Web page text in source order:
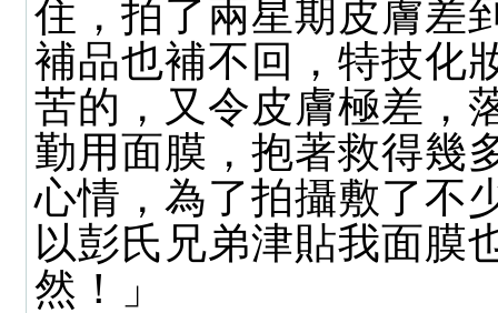
住，拍了兩星期皮膚差
補品也補不回，特技化
苦的，又令皮膚極差，
勤用面膜，抱著救得幾
心情，為了拍攝敷了不
以彭氏兄弟津貼我面膜
然！」